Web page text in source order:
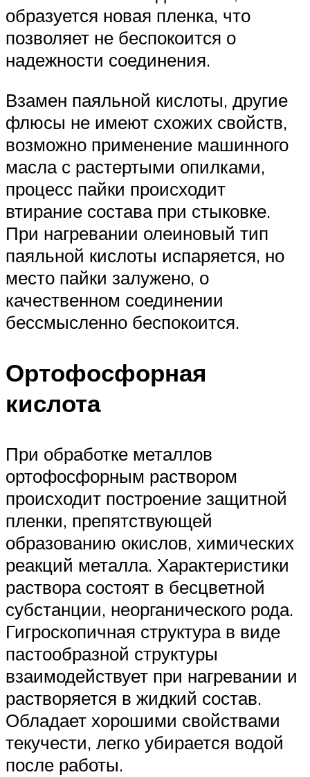
образуется новая пленка, что
позволяет не беспокоится о
надежности соединения.
Взамен паяльной кислоты, другие
флюсы не имеют схожих свойств,
возможно применение машинного
масла с растертыми опилками,
процесс пайки происходит
втирание состава при стыковке.
При нагревании олеиновый тип
паяльной кислоты испаряется, но
место пайки залужено, о
качественном соединении
бессмысленно беспокоится.
Ортофосфорная
кислота
При обработке металлов
ортофосфорным раствором
происходит построение защитной
пленки, препятствующей
образованию окислов, химических
реакций металла. Характеристики
раствора состоят в бесцветной
субстанции, неорганического рода.
Гигроскопичная структура в виде
пастообразной структуры
взаимодействует при нагревании и
растворяется в жидкий состав.
Обладает хорошими свойствами
текучести, легко убирается водой
после работы.